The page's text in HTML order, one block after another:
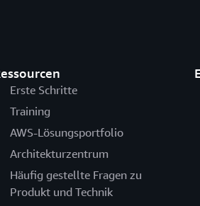
Erste Schritte
Training
AWS-Lösungsportfolio
Architekturzentrum
Häufig gestellte Fragen zu
Produkt und Technik